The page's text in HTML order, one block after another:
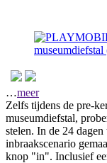
…meer
Zelfs tijdens de pre-
museumdiefstal,
stelen. In de 24
inbraakscenario
knop "in". Inclusief